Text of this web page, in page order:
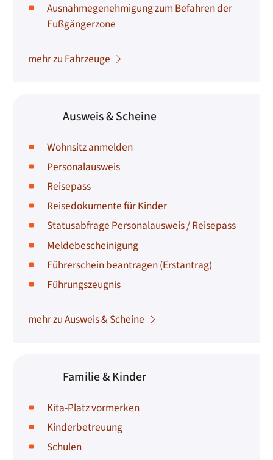
Ausnahmegenehmigung zum Befahren der
Fußgängerzone
mehr zu Fahrzeuge
Ausweis & Scheine
Wohnsitz anmelden
Personalausweis
Reisepass
Reisedokumente für Kinder
Statusabfrage Personalausweis / Reisepass
Meldebescheinigung
Führerschein beantragen (Erstantrag)
Führungszeugnis
mehr zu Ausweis & Scheine
Familie & Kinder
Kita-Platz vormerken
Kinderbetreuung
Schulen